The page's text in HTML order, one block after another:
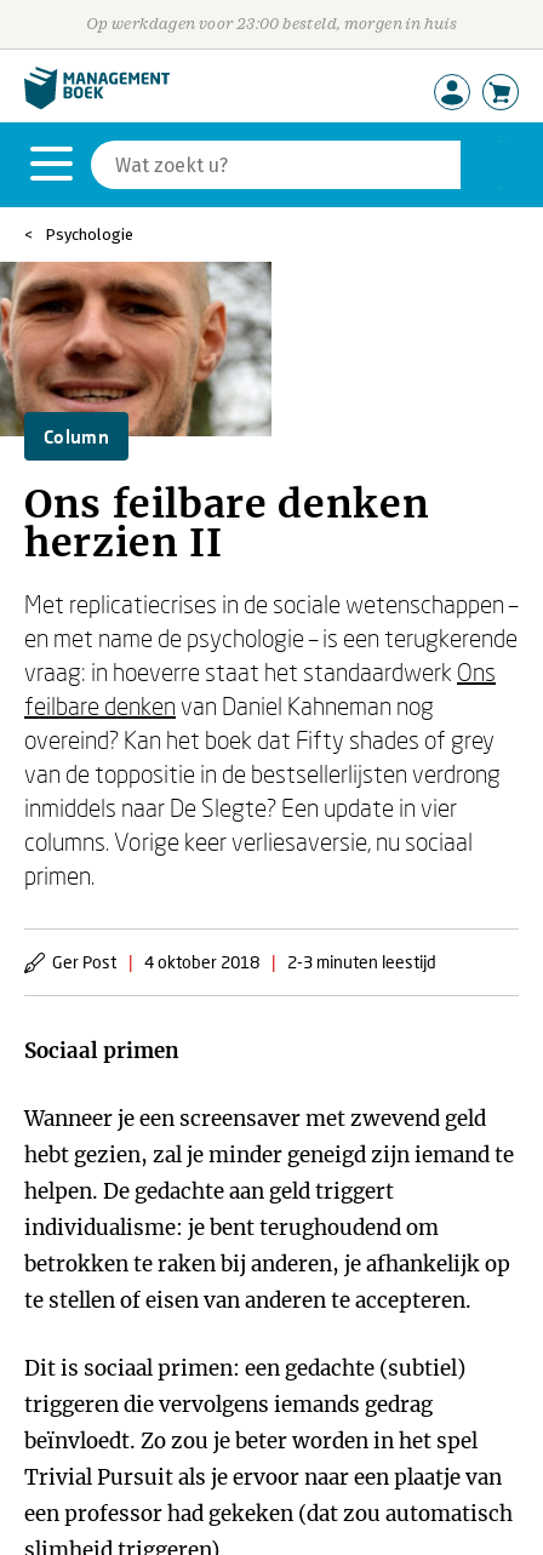
Op werkdagen voor 23:00 besteld, morgen in huis
Psychologie
Column
Ons feilbare denken
herzien II
Met replicatiecrises in de sociale wetenschappen –
en met name de psychologie – is een terugkerende
vraag: in hoeverre staat het standaardwerk Ons
feilbare denken van Daniel Kahneman nog
overeind? Kan het boek dat Fifty shades of grey
van de toppositie in de bestsellerlijsten verdrong
inmiddels naar De Slegte? Een update in vier
columns. Vorige keer verliesaversie, nu sociaal
primen.
Ger Post | 4 oktober 2018 | 2-3 minuten leestijd
Sociaal primen
Wanneer je een screensaver met zwevend geld
hebt gezien, zal je minder geneigd zijn iemand te
helpen. De gedachte aan geld triggert
individualisme: je bent terughoudend om
betrokken te raken bij anderen, je afhankelijk op
te stellen of eisen van anderen te accepteren.
Dit is sociaal primen: een gedachte (subtiel)
triggeren die vervolgens iemands gedrag
beïnvloedt. Zo zou je beter worden in het spel
Trivial Pursuit als je ervoor naar een plaatje van
een professor had gekeken (dat zou automatisch